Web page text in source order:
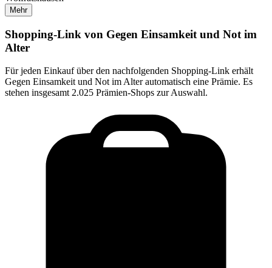
Mehr
Shopping-Link von Gegen Einsamkeit und Not im
Alter
Für jeden Einkauf über den nachfolgenden Shopping-Link erhält
Gegen Einsamkeit und Not im Alterautomatisch eine Prämie. Es
stehen insgesamt 2.025 Prämien-Shops zur Auswahl.